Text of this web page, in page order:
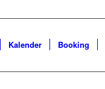
Kalender Booking